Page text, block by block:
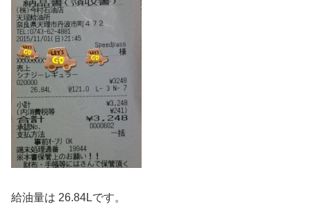
給油量は 26.84Lです。